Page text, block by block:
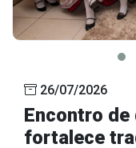
26/07/2026
Encontro de
fortalece